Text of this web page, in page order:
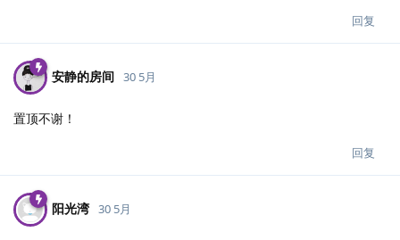
回复
安静的房间 30 5月
置顶不谢！
回复
阳光湾 30 5月